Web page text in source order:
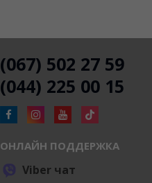
(067) 502 27 59
(044) 225 00 15
ОНЛАЙН ПОДДЕРЖКА
Viber чат